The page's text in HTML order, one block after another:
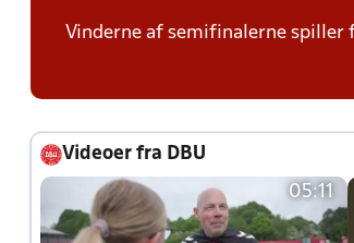
Vinderne af semifinalerne spiller
Videoer fra DBU
05:11